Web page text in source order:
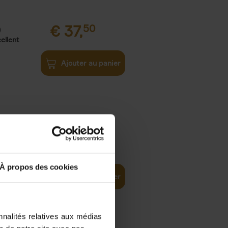
À propos des cookies
relatives aux médias
€ 37,50
Ajouter au panier
world 29,99
Ajouter au panier